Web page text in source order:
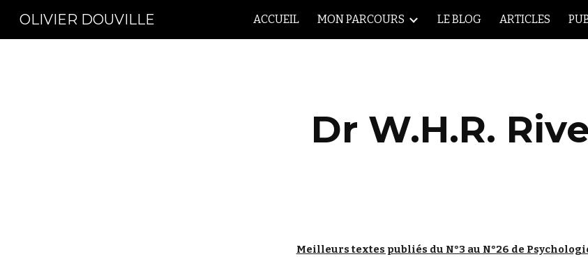
Skip to main content Skip
OLIVIER DOUVILLE ACCUEIL MON PARCOURS LE BLOG ARTICLES
Dr W.H.R.
Meilleurs textes publiés du N°3 au N°26 de